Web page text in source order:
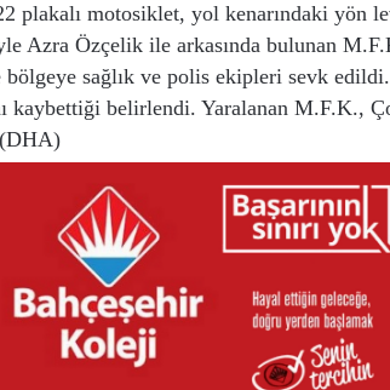
plakalı motosiklet, yol kenarındaki yön
Azra Özçelik ile arkasında bulunan
bölgeye sağlık ve polis ekipleri sevk
kaybettiği belirlendi. Yaralanan M.F.K.,
(DHA)